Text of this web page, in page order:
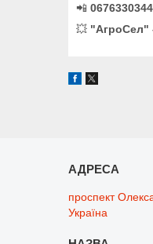
📲
💥 "АгроСел"
проспект
Україна